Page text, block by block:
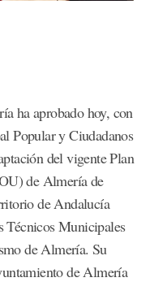
ha aprobado hoy, con
Popular y Ciudadanos
del vigente Plan
de Almería de
de Andalucía
Técnicos Municipales
de Almería. Su
de Almería